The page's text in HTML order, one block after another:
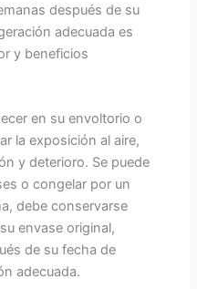
después de su
adecuada es
y beneficios
en su envoltorio o
la exposición al aire,
y deterioro. Se puede
o congelar por un
debe conservarse
envase original,
de su fecha de
adecuada.